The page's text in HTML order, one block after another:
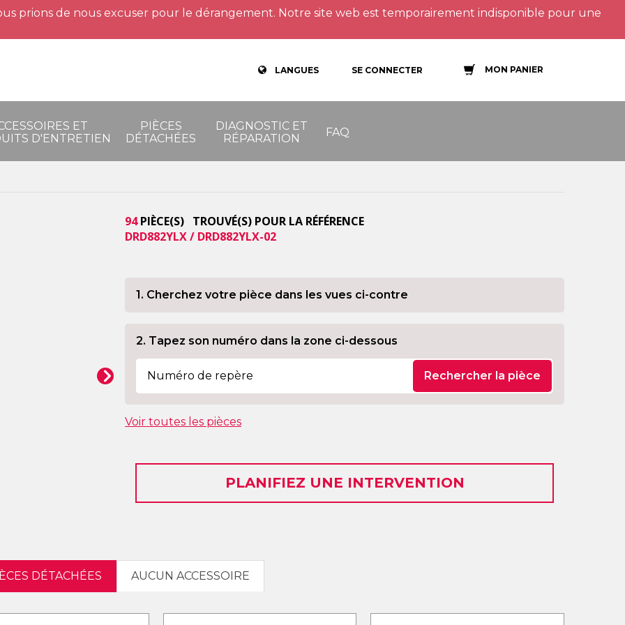
prions de nous excuser pour le dérangement. Notre site web est temporairement indisponible pour une
LANGUES SE CONNECTER MON PANIER
ET
D'ENTRETIEN
PIÈCES
DÉTACHÉES
DIAGNOSTIC ET
RÉPARATION
FAQ
94PIÈCE(S) TROUVÉ(S) POUR LA RÉFÉRENCE
DRD882YLX / DRD882YLX-02
1. Cherchez votre pièce dans les vues ci-contre
2. Tapez son numéro dans la zone ci-dessous
Rechercher la pièce
Voir toutes les pièces
PLANIFIEZ UNE INTERVENTION
DÉTACHÉES AUCUN ACCESSOIRE